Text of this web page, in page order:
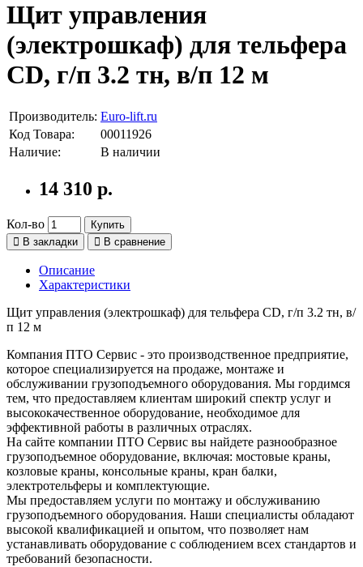
Щит управления
(электрошкаф) для тельфера
CD, г/п 3.2 тн, в/п 12 м
Производитель: Euro-lift.ru
Код Товара:
00011926
Наличие:
В наличии
14 310 р.
Кол-во
Купить
В закладки
В сравнение
Описание
Характеристики
Щит управления (электрошкаф) для тельфера CD, г/п 3.2 тн, в/
п 12 м
Компания ПТО Сервис - это производственное предприятие,
которое специализируется на продаже, монтаже и
обслуживании грузоподъемного оборудования. Мы гордимся
тем, что предоставляем клиентам широкий спектр услуг и
высококачественное оборудование, необходимое для
эффективной работы в различных отраслях.
На сайте компании ПТО Сервис вы найдете разнообразное
грузоподъемное оборудование, включая: мостовые краны,
козловые краны, консольные краны, кран балки,
электротельферы и комплектующие.
Мы предоставляем услуги по монтажу и обслуживанию
грузоподъемного оборудования. Наши специалисты обладают
высокой квалификацией и опытом, что позволяет нам
устанавливать оборудование с соблюдением всех стандартов и
требований безопасности.